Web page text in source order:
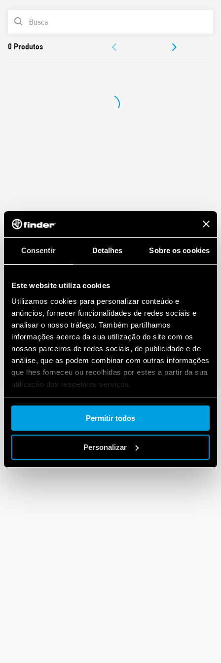
Consentir Detalhes Sobre os cookies
Este website utiliza cookies
Utilizamos cookies para personalizar conteúdo e
anúncios, fornecer funcionalidades de redes sociais e
analisar o nosso tráfego. Também partilhamos
informações acerca da sua utilização do site com os
nossos parceiros de redes sociais, de publicidade e de
análise, que as podem combinar com outras informações
que lhes forneceu ou recolhidas por estes a partir da sua
utilização dos respetivos serviços.
Cookie policy.
Permitir todos
Personalizar
1, EN 62109-1, EN 62109-2)
Bobinas DC, com potência de retenção de 700 mW
Adequado para uso em temperaturas ambientes de até
85 °C
LISTA DE PRODUTOS
APROVAÇÕES